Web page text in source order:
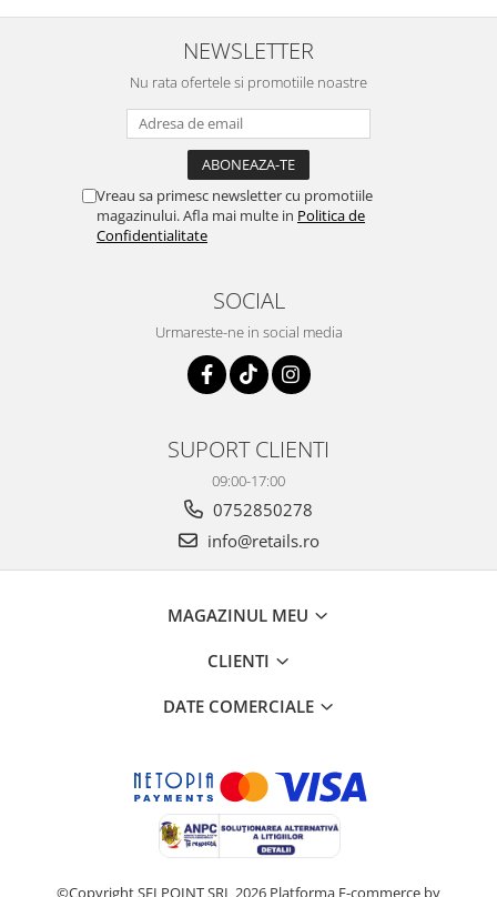
NEWSLETTER
Nu rata ofertele si promotiile noastre
Vreau sa primesc newsletter cu promotiile
magazinului. Afla mai multe in Politica de
Confidentialitate
SOCIAL
Urmareste-ne in social media
SUPORT CLIENTI
09:00-17:00
0752850278
info@retails.ro
MAGAZINUL MEU
CLIENTI
DATE COMERCIALE
©Copyright SELPOINT SRL 2026 Platforma E-commerce by